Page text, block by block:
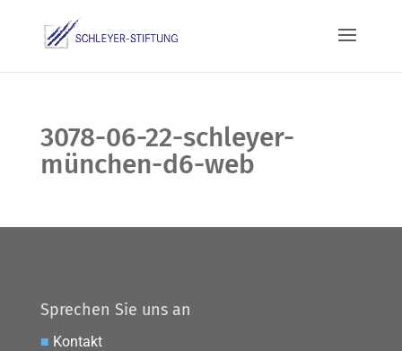
3078-06-22-schleyer-
münchen-d6-web
Sprechen Sie uns an
■ Kontakt